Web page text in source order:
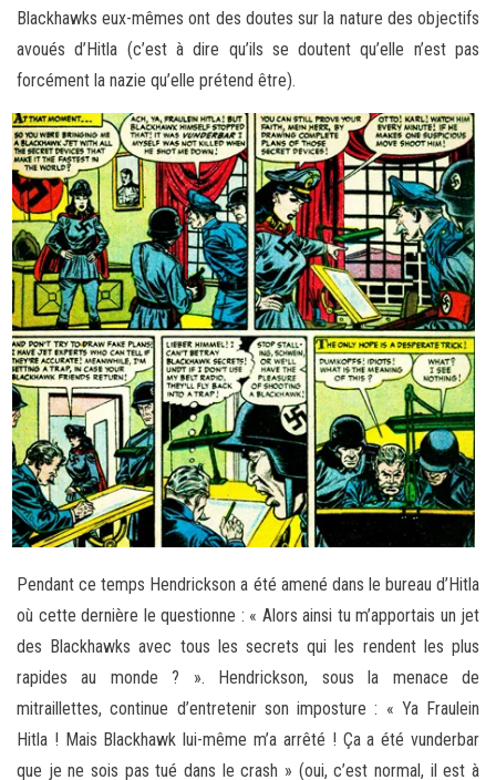
Blackhawks eux-mêmes ont des doutes sur la nature des objectifs
avoués d’Hitla (c’est à dire qu’ils se doutent qu’elle n’est pas
forcément la nazie qu’elle prétend être).
Pendant ce temps Hendrickson a été amené dans le bureau d’Hitla
où cette dernière le questionne : « Alors ainsi tu m’apportais un jet
des Blackhawks avec tous les secrets qui les rendent les plus
rapides au monde ? ». Hendrickson, sous la menace de
mitraillettes, continue d’entretenir son imposture : « Ya Fraulein
Hitla ! Mais Blackhawk lui-même m’a arrêté ! Ça a été vunderbar
que je ne sois pas tué dans le crash » (oui, c’est normal, il est à